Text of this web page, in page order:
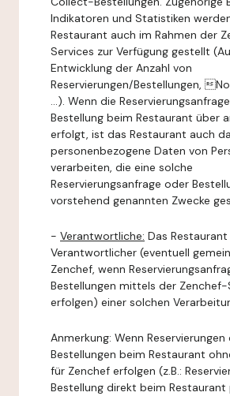
Indikatoren und Statistiken
Restaurant auch im Rahmen der
Services zur Verfügung gestellt
Entwicklung der Anzahl von
Reservierungen/Bestellungen,
...). Wenn die
Bestellung beim Restaurant über
erfolgt, ist das Restaurant auch
personenbezogene Daten von
verarbeiten, die eine solche
Reservierungsanfrage oder
vorstehend genannten Zwecke
- Verantwortliche: Das
Verantwortlicher (eventuell
Zenchef, wenn
Bestellungen mittels der Zenchef-
erfolgen) einer solchen
Anmerkung: Wenn Reservierungen
Bestellungen beim Restaurant
für Zenchef erfolgen (z.B.:
Bestellung direkt beim Restaurant